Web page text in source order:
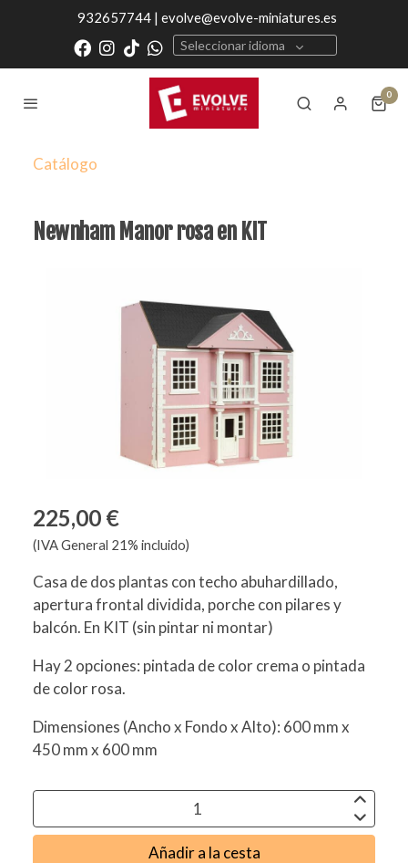
932657744 | evolve@evolve-miniatures.es
Seleccionar idioma
0
Catálogo
Newnham Manor rosa en KIT
225,00 €
(IVA General 21% incluido)
Casa de dos plantas con techo abuhardillado,
apertura frontal dividida, porche con pilares y
balcón. En KIT (sin pintar ni montar)
Hay 2 opciones: pintada de color crema o pintada
de color rosa.
Dimensiones (Ancho x Fondo x Alto): 600 mm x
450 mm x 600 mm
Añadir a la cesta